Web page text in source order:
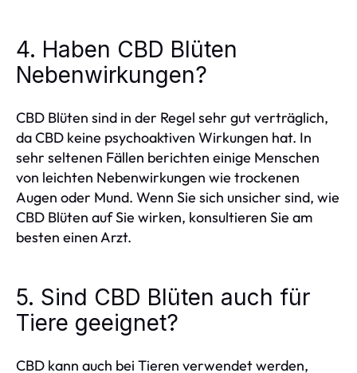
4. Haben CBD Blüten
Nebenwirkungen?
CBD Blüten sind in der Regel sehr gut verträglich,
da CBD keine psychoaktiven Wirkungen hat. In
sehr seltenen Fällen berichten einige Menschen
von leichten Nebenwirkungen wie trockenen
Augen oder Mund. Wenn Sie sich unsicher sind, wie
CBD Blüten auf Sie wirken, konsultieren Sie am
besten einen Arzt.
5. Sind CBD Blüten auch für
Tiere geeignet?
CBD kann auch bei Tieren verwendet werden,